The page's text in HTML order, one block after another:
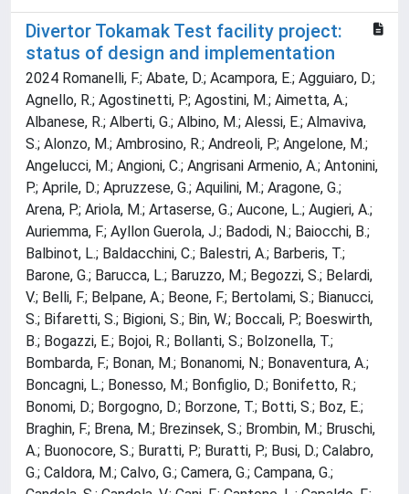
Divertor Tokamak Test facility project:
status of design and implementation
2024 Romanelli, F.; Abate, D.; Acampora, E.; Agguiaro, D.;
Agnello, R.; Agostinetti, P.; Agostini, M.; Aimetta, A.;
Albanese, R.; Alberti, G.; Albino, M.; Alessi, E.; Almaviva,
S.; Alonzo, M.; Ambrosino, R.; Andreoli, P.; Angelone, M.;
Angelucci, M.; Angioni, C.; Angrisani Armenio, A.; Antonini,
P.; Aprile, D.; Apruzzese, G.; Aquilini, M.; Aragone, G.;
Arena, P.; Ariola, M.; Artaserse, G.; Aucone, L.; Augieri, A.;
Auriemma, F.; Ayllon Guerola, J.; Badodi, N.; Baiocchi, B.;
Balbinot, L.; Baldacchini, C.; Balestri, A.; Barberis, T.;
Barone, G.; Barucca, L.; Baruzzo, M.; Begozzi, S.; Belardi,
V.; Belli, F.; Belpane, A.; Beone, F.; Bertolami, S.; Bianucci,
S.; Bifaretti, S.; Bigioni, S.; Bin, W.; Boccali, P.; Boeswirth,
B.; Bogazzi, E.; Bojoi, R.; Bollanti, S.; Bolzonella, T.;
Bombarda, F.; Bonan, M.; Bonanomi, N.; Bonaventura, A.;
Boncagni, L.; Bonesso, M.; Bonfiglio, D.; Bonifetto, R.;
Bonomi, D.; Borgogno, D.; Borzone, T.; Botti, S.; Boz, E.;
Braghin, F.; Brena, M.; Brezinsek, S.; Brombin, M.; Bruschi,
A.; Buonocore, S.; Buratti, P.; Buratti, P.; Busi, D.; Calabro,
G.; Caldora, M.; Calvo, G.; Camera, G.; Campana, G.;